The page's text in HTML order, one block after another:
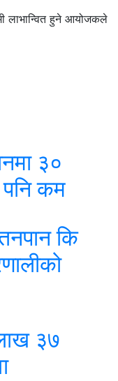
लाभान्वित हुने आयोजकले
३०
पनि कम
कि
३७